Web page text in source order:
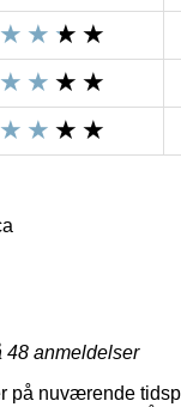
48 anmeldelser
på nuværende